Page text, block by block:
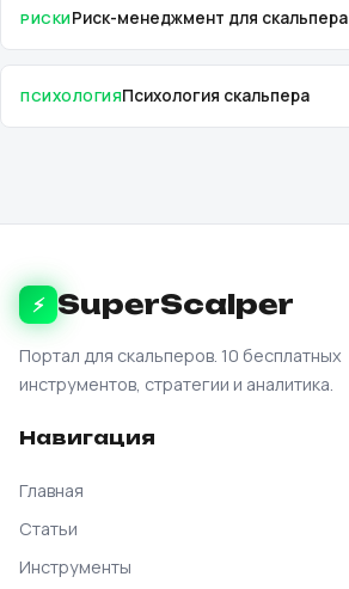
РИСКИРиск-менеджмент для скальпера
ПСИХОЛОГИЯПсихология скальпера
⚡ SuperScalper
Портал для скальперов. 10 бесплатных
инструментов, стратегии и аналитика.
Навигация
Главная
Статьи
Инструменты